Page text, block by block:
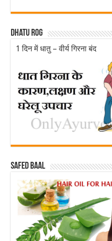
Dhatu rog
1 दिन में धातु – वीर्य गिरना बंद
Safed baal